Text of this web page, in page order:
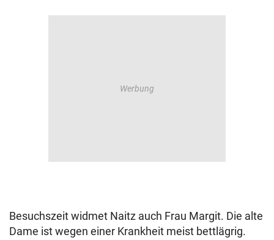
Besuchszeit widmet Naitz auch Frau Margit. Die alte
Dame ist wegen einer Krankheit meist bettlägrig.